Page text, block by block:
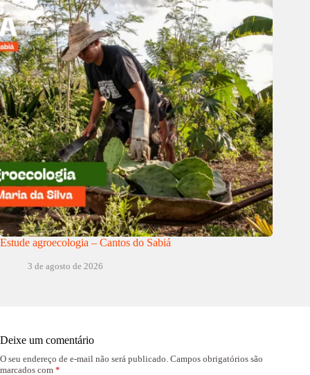
Estude agroecologia – Cantos do Sabiá
3 de agosto de 2026
Deixe um comentário
O seu endereço de e-mail não será publicado. Campos obrigatórios são
marcados com *